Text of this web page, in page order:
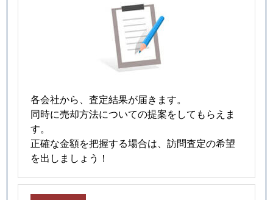
各会社から、査定結果が届きます。
同時に売却方法についての提案をしてもらえま
す。
正確な金額を把握する場合は、訪問査定の希望
を出しましょう！